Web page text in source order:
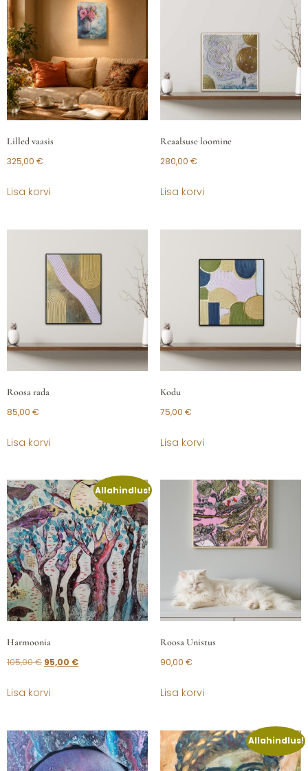
Lilled vaasis
325,00 €
Lisa korvi
Reaalsuse loomine
280,00 €
Lisa korvi
Roosa rada
85,00 €
Lisa korvi
Kodu
75,00 €
Lisa korvi
Allahindlus!
Harmoonia
105,00€ 95,00 €
Lisa korvi
Roosa Unistus
90,00 €
Lisa korvi
Allahindlus!